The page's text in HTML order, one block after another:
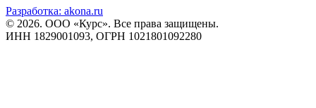
Разработка: akona.ru
© 2026. ООО «Курс». Все права защищены.
ИНН 1829001093, ОГРН 1021801092280